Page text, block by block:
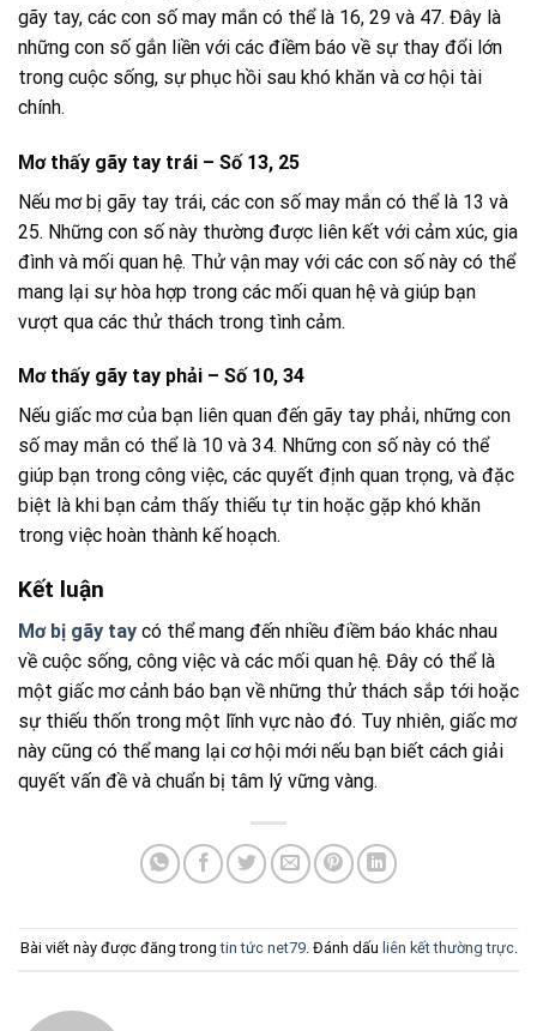
gãy tay, các con số may mắn có thể là 16, 29 và 47. Đây là
những con số gắn liền với các điềm báo về sự thay đổi lớn
trong cuộc sống, sự phục hồi sau khó khăn và cơ hội tài
chính.
Mơ thấy gãy tay trái – Số 13, 25
Nếu mơ bị gãy tay trái, các con số may mắn có thể là 13 và
25. Những con số này thường được liên kết với cảm xúc, gia
đình và mối quan hệ. Thử vận may với các con số này có thể
mang lại sự hòa hợp trong các mối quan hệ và giúp bạn
vượt qua các thử thách trong tình cảm.
Mơ thấy gãy tay phải – Số 10, 34
Nếu giấc mơ của bạn liên quan đến gãy tay phải, những con
số may mắn có thể là 10 và 34. Những con số này có thể
giúp bạn trong công việc, các quyết định quan trọng, và đặc
biệt là khi bạn cảm thấy thiếu tự tin hoặc gặp khó khăn
trong việc hoàn thành kế hoạch.
Kết luận
Mơ bị gãy tay có thể mang đến nhiều điềm báo khác nhau
về cuộc sống, công việc và các mối quan hệ. Đây có thể là
một giấc mơ cảnh báo bạn về những thử thách sắp tới hoặc
sự thiếu thốn trong một lĩnh vực nào đó. Tuy nhiên, giấc mơ
này cũng có thể mang lại cơ hội mới nếu bạn biết cách giải
quyết vấn đề và chuẩn bị tâm lý vững vàng.
Bài viết này được đăng trongtin tức net79. Đánh dấu liên kết thường trực.